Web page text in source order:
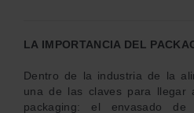
LA IMPORTANCIA DEL
Dentro de la industria de la
una de las claves para llegar
packaging: el envasado